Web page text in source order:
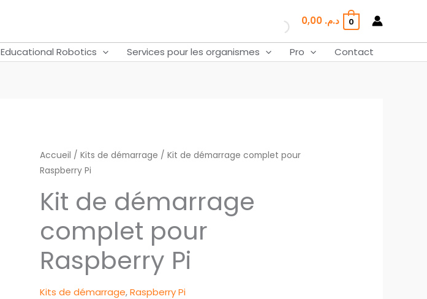
د.م. 0,00 0
Educational Robotics Services pour les organismes Pro Contact
Accueil / Kits de démarrage / Kit de démarrage complet pour
Raspberry Pi
Kit de démarrage
complet pour
Raspberry Pi
Kits de démarrage,Raspberry Pi
quantité
de
de
complet
pour
Raspberry
Pi
complet
Raspberry